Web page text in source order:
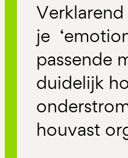
je
passende
duidelijk
houvast